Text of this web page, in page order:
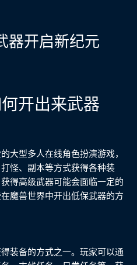
器开启新纪元
开出来武器
大型多人在线角色扮演游戏，
怪、副本等方式获得各种装
得高级武器可能会面临一定的
魔兽世界中开出低保武器的方
装备的方式之一。玩家可以通